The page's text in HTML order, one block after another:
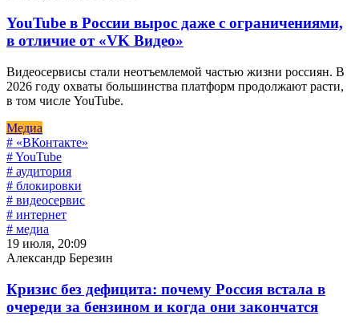
YouTube в России вырос даже с ограничениями,
в отличие от «VK Видео»
Видеосервисы стали неотъемлемой частью жизни россиян. В
2026 году охваты большинства платформ продолжают расти,
в том числе YouTube.
Медиа
# «ВКонтакте»
# YouTube
# аудитория
# блокировки
# видеосервис
# интернет
# медиа
19 июля, 20:09
Александр Березин
Кризис без дефицита: почему Россия встала в
очереди за бензином и когда они закончатся